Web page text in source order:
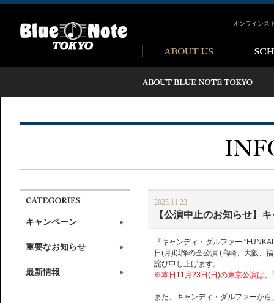
オンラインス
キャンペーン
重要なお知らせ
最新情報
2025.11.23
【公演中止のお知らせ】
『キャンディ・ダルファー
日(月)以降の全公演 (高崎、大阪、
詫び申し上げます。
※本日11月23日(日)の東京公演は、
また、キャンディ・ダルファーか